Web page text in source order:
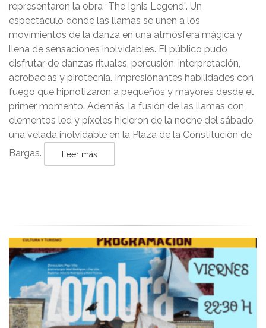
representaron la obra “The Ignis Legend”. Un
espectáculo donde las llamas se unen a los
movimientos de la danza en una atmósfera mágica y
llena de sensaciones inolvidables. El público pudo
disfrutar de danzas rituales, percusión, interpretación,
acrobacias y pirotecnia. Impresionantes habilidades con
fuego que hipnotizaron a pequeños y mayores desde el
primer momento. Además, la fusión de las llamas con
elementos led y píxeles hicieron de la noche del sábado
una velada inolvidable en la Plaza de la Constitución de
Bargas.
Leer más